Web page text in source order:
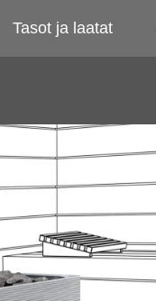
Tasot ja laatat